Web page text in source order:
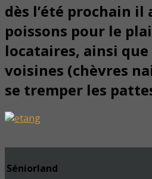
dès l’été prochain il
poissons pour le
locataires, ainsi
voisines (chèvres
se tremper les
Séniorland